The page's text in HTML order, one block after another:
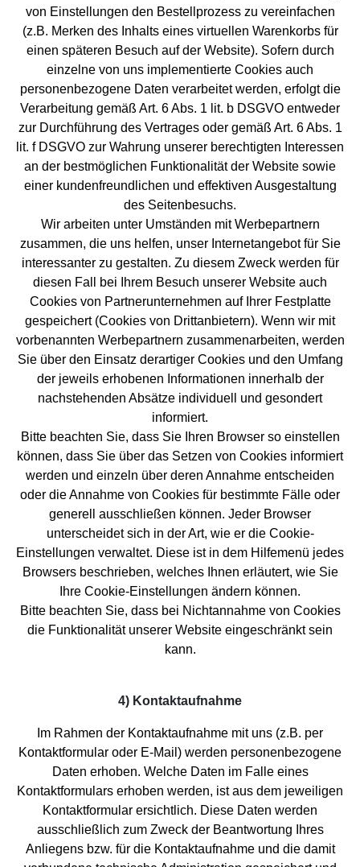
von Einstellungen den Bestellprozess zu vereinfachen
(z.B. Merken des Inhalts eines virtuellen Warenkorbs für
einen späteren Besuch auf der Website). Sofern durch
einzelne von uns implementierte Cookies auch
personenbezogene Daten verarbeitet werden, erfolgt die
Verarbeitung gemäß Art. 6 Abs. 1 lit. b DSGVO entweder
zur Durchführung des Vertrages oder gemäß Art. 6 Abs. 1
lit. f DSGVO zur Wahrung unserer berechtigten Interessen
an der bestmöglichen Funktionalität der Website sowie
einer kundenfreundlichen und effektiven Ausgestaltung
des Seitenbesuchs.
Wir arbeiten unter Umständen mit Werbepartnern
zusammen, die uns helfen, unser Internetangebot für Sie
interessanter zu gestalten. Zu diesem Zweck werden für
diesen Fall bei Ihrem Besuch unserer Website auch
Cookies von Partnerunternehmen auf Ihrer Festplatte
gespeichert (Cookies von Drittanbietern). Wenn wir mit
vorbenannten Werbepartnern zusammenarbeiten, werden
Sie über den Einsatz derartiger Cookies und den Umfang
der jeweils erhobenen Informationen innerhalb der
nachstehenden Absätze individuell und gesondert
informiert.
Bitte beachten Sie, dass Sie Ihren Browser so einstellen
können, dass Sie über das Setzen von Cookies informiert
werden und einzeln über deren Annahme entscheiden
oder die Annahme von Cookies für bestimmte Fälle oder
generell ausschließen können. Jeder Browser
unterscheidet sich in der Art, wie er die Cookie-
Einstellungen verwaltet. Diese ist in dem Hilfemenü jedes
Browsers beschrieben, welches Ihnen erläutert, wie Sie
Ihre Cookie-Einstellungen ändern können.
Bitte beachten Sie, dass bei Nichtannahme von Cookies
die Funktionalität unserer Website eingeschränkt sein
kann.
4) Kontaktaufnahme
Im Rahmen der Kontaktaufnahme mit uns (z.B. per
Kontaktformular oder E-Mail) werden personenbezogene
Daten erhoben. Welche Daten im Falle eines
Kontaktformulars erhoben werden, ist aus dem jeweiligen
Kontaktformular ersichtlich. Diese Daten werden
ausschließlich zum Zweck der Beantwortung Ihres
Anliegens bzw. für die Kontaktaufnahme und die damit